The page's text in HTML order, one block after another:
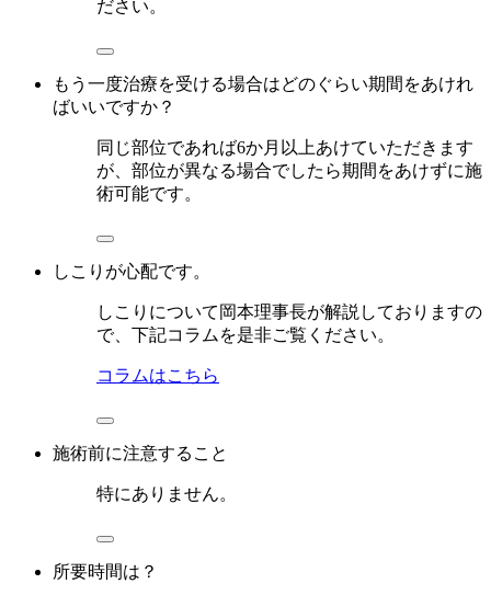
ださい。
もう一度治療を受ける場合はどのぐらい期間をあけれ
ばいいですか？
同じ部位であれば6か月以上あけていただきます
が、部位が異なる場合でしたら期間をあけずに施
術可能です。
しこりが心配です。
しこりについて岡本理事長が解説しておりますの
で、下記コラムを是非ご覧ください。
コラムはこちら
施術前に注意すること
特にありません。
所要時間は？